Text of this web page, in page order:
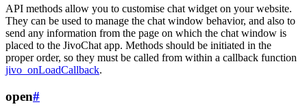
API methods allow you to customise chat widget on your website.
They can be used to manage the chat window behavior, and also to
send any information from the page on which the chat window is
placed to the JivoChat app. Methods should be initiated in the
proper order, so they must be called from within a callback function
jivo_onLoadCallback.
open#